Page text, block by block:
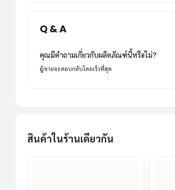
Q & A
คุณมีคำถามเกี่ยวกับผลิตภัณฑ์นี้หรือไม่?
ผู้ขายจะตอบกลับโดยเร็วที่สุด
สินค้าในร้านเดียวกัน